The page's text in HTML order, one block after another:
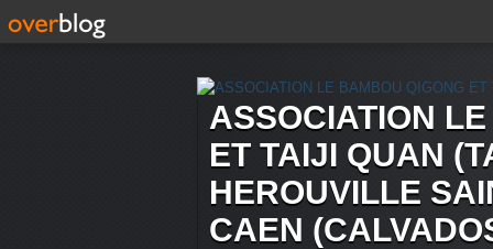
ASSOCIATION
ET TAIJI QUAN
HEROUVILLE
CAEN